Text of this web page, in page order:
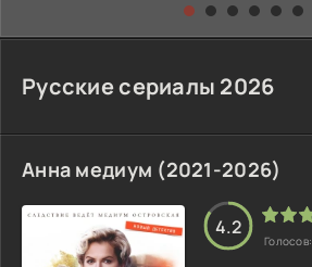
Русские сериалы 2026
Анна медиум (2021-2026)
4.2
Голосов: